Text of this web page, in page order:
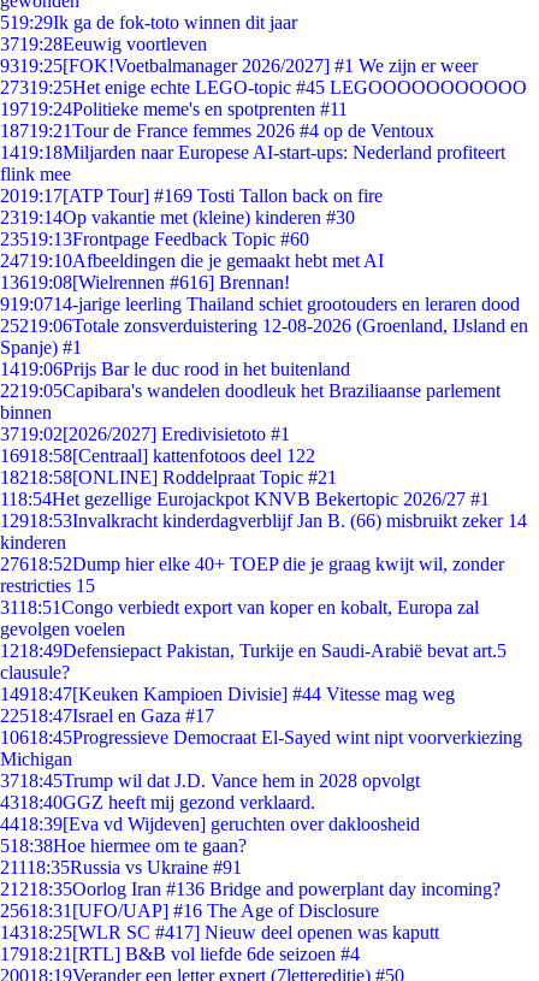
519:29Ik ga de fok-toto winnen dit jaar
3719:28Eeuwig voortleven
9319:25[FOK!Voetbalmanager 2026/2027] #1 We zijn er weer
27319:25Het enige echte LEGO-topic #45 LEGOOOOOOOOOOO
19719:24Politieke meme's en spotprenten #11
18719:21Tour de France femmes 2026 #4 op de Ventoux
1419:18Miljarden naar Europese AI-start-ups: Nederland profiteert
flink mee
2019:17[ATP Tour] #169 Tosti Tallon back on fire
2319:14Op vakantie met (kleine) kinderen #30
23519:13Frontpage Feedback Topic #60
24719:10Afbeeldingen die je gemaakt hebt met AI
13619:08[Wielrennen #616] Brennan!
919:0714-jarige leerling Thailand schiet grootouders en leraren dood
25219:06Totale zonsverduistering 12-08-2026 (Groenland, IJsland en
Spanje) #1
1419:06Prijs Bar le duc rood in het buitenland
2219:05Capibara's wandelen doodleuk het Braziliaanse parlement
binnen
3719:02[2026/2027] Eredivisietoto #1
16918:58[Centraal] kattenfotoos deel 122
18218:58[ONLINE] Roddelpraat Topic #21
118:54Het gezellige Eurojackpot KNVB Bekertopic 2026/27 #1
12918:53Invalkracht kinderdagverblijf Jan B. (66) misbruikt zeker 14
kinderen
27618:52Dump hier elke 40+ TOEP die je graag kwijt wil, zonder
restricties 15
3118:51Congo verbiedt export van koper en kobalt, Europa zal
gevolgen voelen
1218:49Defensiepact Pakistan, Turkije en Saudi-Arabië bevat art.5
clausule?
14918:47[Keuken Kampioen Divisie] #44 Vitesse mag weg
22518:47Israel en Gaza #17
10618:45Progressieve Democraat El-Sayed wint nipt voorverkiezing
Michigan
3718:45Trump wil dat J.D. Vance hem in 2028 opvolgt
4318:40GGZ heeft mij gezond verklaard.
4418:39[Eva vd Wijdeven] geruchten over dakloosheid
518:38Hoe hiermee om te gaan?
21118:35Russia vs Ukraine #91
21218:35Oorlog Iran #136 Bridge and powerplant day incoming?
25618:31 [UFO/UAP] #16 The Age of Disclosure
14318:25[WLR SC #417] Nieuw deel openen was kaputt
17918:21 [RTL] B&B vol liefde 6de seizoen #4
20018:19Verander een letter expert (7lettereditie) #50